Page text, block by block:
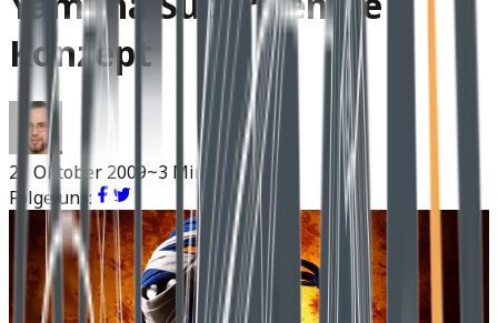
Konzept
21 Oktober 2009~3 Min Lesen
Folge uns: